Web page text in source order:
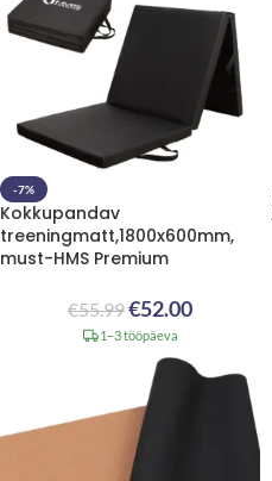
-7%
Kokkupandav
treeningmatt,1800x600mm,
must-HMS Premium
€55.99€52.00
1–3 tööpäeva